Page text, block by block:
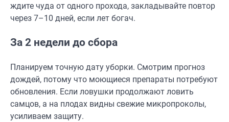
ждите чуда от одного прохода, закладывайте повтор
через 7–10 дней, если лет богач.
За 2 недели до сбора
Планируем точную дату уборки. Смотрим прогноз
дождей, потому что моющиеся препараты потребуют
обновления. Если ловушки продолжают ловить
самцов, а на плодах видны свежие микропроколы,
усиливаем защиту.